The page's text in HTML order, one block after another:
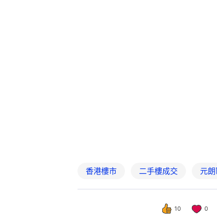
香港樓市 二手樓成交 元
10 0